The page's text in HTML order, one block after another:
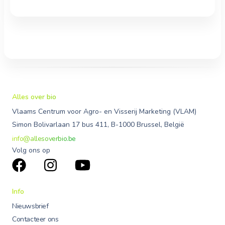
Alles over bio
Vlaams Centrum voor Agro- en Visserij Marketing (VLAM)
Simon Bolivarlaan 17 bus 411, B-1000 Brussel, België
info@allesoverbio.be
Volg ons op
Info
Nieuwsbrief
Contacteer ons